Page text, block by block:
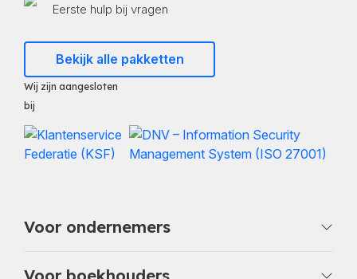
Eerste hulp bij vragen
Bekijk alle pakketten
Wij zijn aangesloten
bij
Voor ondernemers